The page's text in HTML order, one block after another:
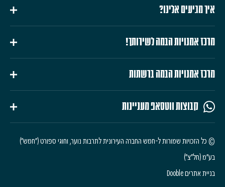
איך מגיעים אלינו?
מרכז אמנויות הבמה לשירותך!
מרכז אמנויות הבמה ברשתות
קבוצות ווטסאפ מעניינות
© כל הזכויות שמורות ל-חמש החברה העירונית לתרבות נוער, וחוגי ספורט ("חמש")
בע"מ (חל"צ")
בניית אתרים Dooble